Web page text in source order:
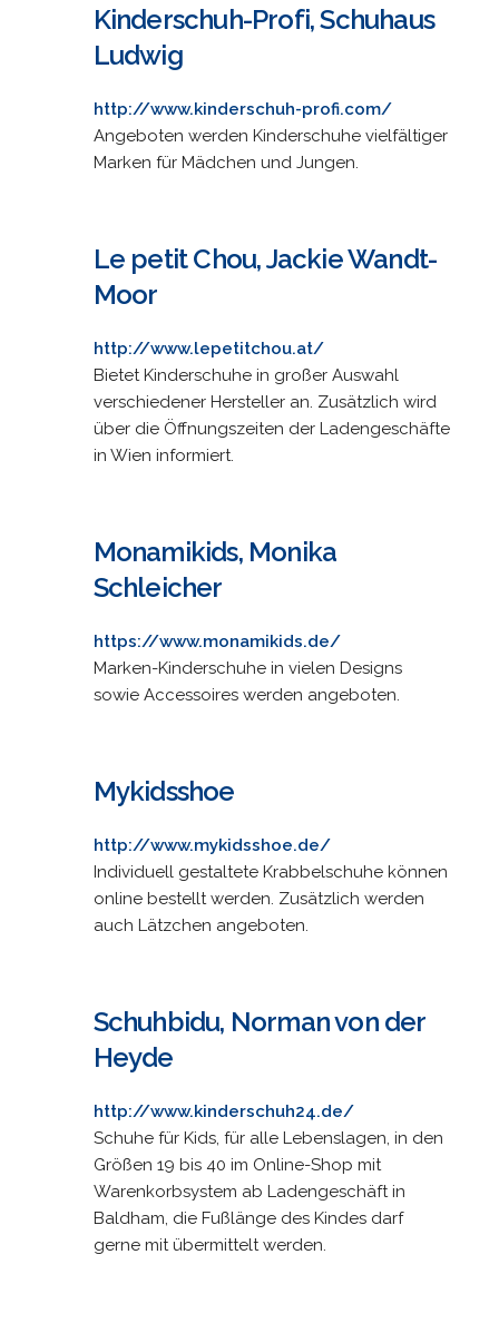
Kinderschuh-Profi, Schuhaus
Ludwig
http://www.kinderschuh-profi.com/
Angeboten werden Kinderschuhe vielfältiger
Marken für Mädchen und Jungen.
Le petit Chou, Jackie Wandt-
Moor
http://www.lepetitchou.at/
Bietet Kinderschuhe in großer Auswahl
verschiedener Hersteller an. Zusätzlich wird
über die Öffnungszeiten der Ladengeschäfte
in Wien informiert.
Monamikids, Monika
Schleicher
https://www.monamikids.de/
Marken-Kinderschuhe in vielen Designs
sowie Accessoires werden angeboten.
Mykidsshoe
http://www.mykidsshoe.de/
Individuell gestaltete Krabbelschuhe können
online bestellt werden. Zusätzlich werden
auch Lätzchen angeboten.
Schuhbidu, Norman von der
Heyde
http://www.kinderschuh24.de/
Schuhe für Kids, für alle Lebenslagen, in den
Größen 19 bis 40 im Online-Shop mit
Warenkorbsystem ab Ladengeschäft in
Baldham, die Fußlänge des Kindes darf
gerne mit übermittelt werden.